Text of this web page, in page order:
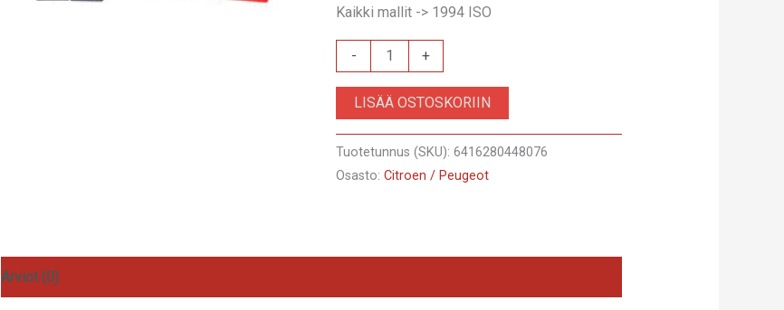
Kaikki mallit -> 1994 ISO
-
ZRS-
AS-
23B
määrä
+
LISÄÄ OSTOSKORIIN
Tuotetunnus (SKU):6416280448076
Osasto:Citroen / Peugeot
Arviot (0)